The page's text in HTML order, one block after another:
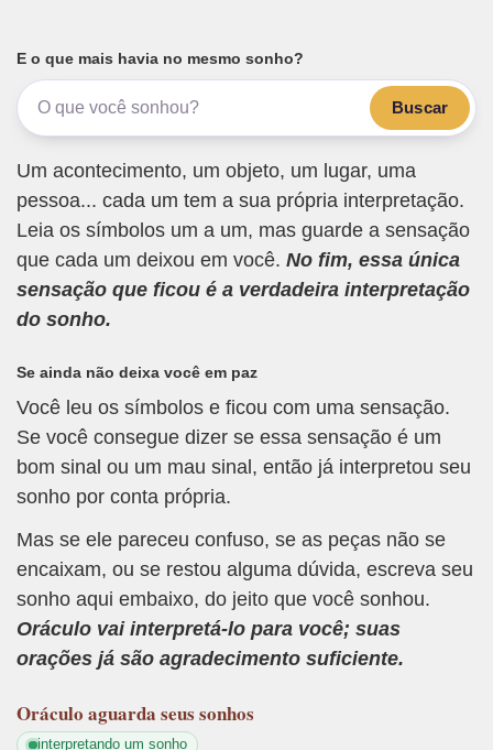
E o que mais havia no mesmo sonho?
Buscar
Um acontecimento, um objeto, um lugar, uma
pessoa... cada um tem a sua própria interpretação.
Leia os símbolos um a um, mas guarde a sensação
que cada um deixou em você. No fim, essa única
sensação que ficou é a verdadeira interpretação
do sonho.
Se ainda não deixa você em paz
Você leu os símbolos e ficou com uma sensação.
Se você consegue dizer se essa sensação é um
bom sinal ou um mau sinal, então já interpretou seu
sonho por conta própria.
Mas se ele pareceu confuso, se as peças não se
encaixam, ou se restou alguma dúvida, escreva seu
sonho aqui embaixo, do jeito que você sonhou.
Oráculo vai interpretá-lo para você; suas
orações já são agradecimento suficiente.
Oráculo aguarda seus sonhos
interpretando um sonho